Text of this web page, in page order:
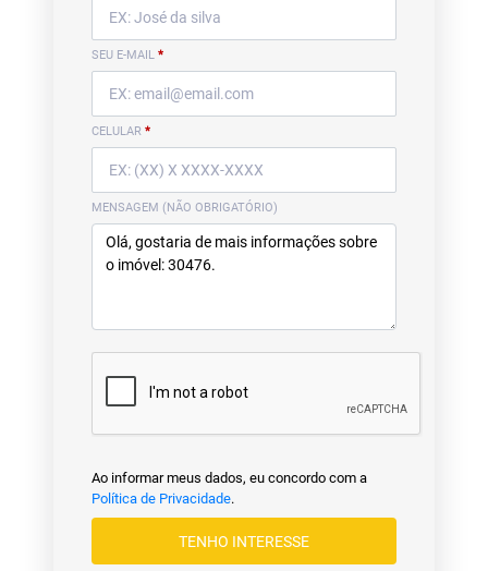
SEU E-MAIL *
CELULAR *
MENSAGEM (NÃO OBRIGATÓRIO)
Ao informar meus dados, eu concordo com a
Política de Privacidade.
TENHO INTERESSE